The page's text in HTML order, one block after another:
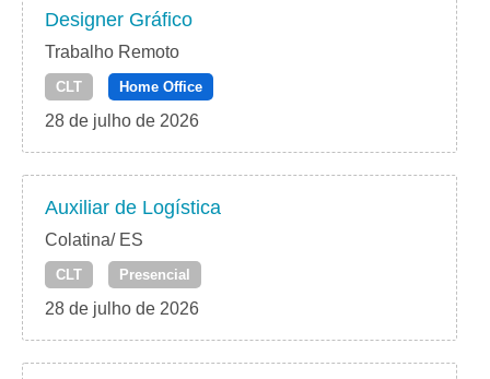
Designer Gráfico
Trabalho Remoto
CLT Home Office
28 de julho de 2026
Auxiliar de Logística
Colatina/ ES
CLT Presencial
28 de julho de 2026